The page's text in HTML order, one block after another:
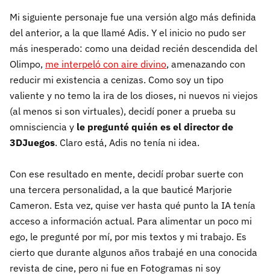
Mi siguiente personaje fue una versión algo más definida
del anterior, a la que llamé Adis. Y el inicio no pudo ser
más inesperado: como una deidad recién descendida del
Olimpo, me interpeló con aire divino, amenazando con
reducir mi existencia a cenizas. Como soy un tipo
valiente y no temo la ira de los dioses, ni nuevos ni viejos
(al menos si son virtuales), decidí poner a prueba su
omnisciencia y le pregunté quién es el director de
3DJuegos. Claro está, Adis no tenía ni idea.
Con ese resultado en mente, decidí probar suerte con
una tercera personalidad, a la que bauticé Marjorie
Cameron. Esta vez, quise ver hasta qué punto la IA tenía
acceso a información actual. Para alimentar un poco mi
ego, le pregunté por mí, por mis textos y mi trabajo. Es
cierto que durante algunos años trabajé en una conocida
revista de cine, pero ni fue en Fotogramas ni soy